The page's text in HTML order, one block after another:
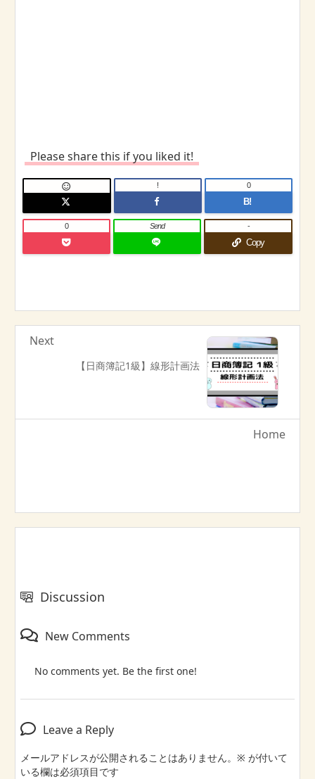
Please share this if you liked it!
 !
B!
0
0 Send
Copy
-
【日商簿記1級】線形計画法
Next
Home
Discussion
New Comments
No comments yet. Be the first one!
Leave a Reply
メールアドレスが公開されることはありません。 ※ が付いて
いる欄は必須項目です